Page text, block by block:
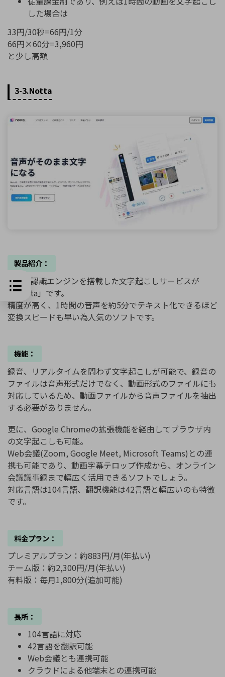
した場合は
33円/30秒=66円/1分
66円×60分=3,960円
と少し高額
3-3.Notta
製品紹介：
AI音声認識エンジンを搭載した文字起こしサービスが
「Notta」です。
精度が高く、1時間の音声を約5分でテキスト化できるほど
変換スピードも早い為人気のソフトです。
機能：
録音、リアルタイムを問わず文字起こしが可能で、録音の
ファイルは音声形式だけでなく、動画形式のファイルにも
対応しているため、動画ファイルから音声ファイルを抽出
する必要がありません。
更に、Google Chromeの拡張機能を経由してブラウザ内
の文字起こしも可能。
Web会議(Zoom, Google Meet, Microsoft Teams)との連
携も可能であり、動画字幕テロップ作成から、オンライン
会議議事録まで幅広く活用できるソフトでしょう。
対応言語は104言語、翻訳機能は42言語と幅広いのも特徴
です。
料金プラン：
プレミアルプラン：約883円/月(年払い)
チーム版：約2,300円/月(年払い)
有料版：毎月1,800分(追加可能)
長所：
104言語に対応
42言語を翻訳可能
Web会議とも連携可能
クラウドによる他端末との連携可能